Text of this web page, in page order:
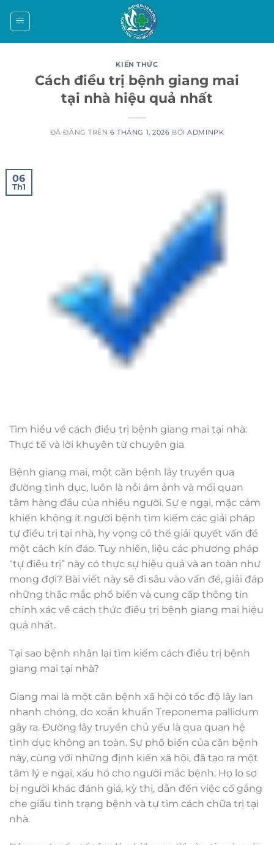
đến
KIẾN THỨC
Cách điều trị bệnh giang mai
tại nhà hiệu quả nhất
ĐÃ ĐĂNG TRÊN6 THÁNG 1, 2026 BỞIADMINPK
06
Th1
Tìm hiểu về cách điều trị bệnh giang mai tại nhà:
Thực tế và lời khuyên từ chuyên gia
Bệnh giang mai, một căn bệnh lây truyền qua
đường tình dục, luôn là nỗi ám ảnh và mối quan
tâm hàng đầu của nhiều người. Sự e ngại, mặc cảm
khiến không ít người bệnh tìm kiếm các giải pháp
tự điều trị tại nhà, hy vọng có thể giải quyết vấn đề
một cách kín đáo. Tuy nhiên, liệu các phương pháp
“tự điều trị” này có thực sự hiệu quả và an toàn như
mong đợi? Bài viết này sẽ đi sâu vào vấn đề, giải đáp
những thắc mắc phổ biến và cung cấp thông tin
chính xác về cách thức điều trị bệnh giang mai hiệu
quả nhất.
Tại sao bệnh nhân lại tìm kiếm cách điều trị bệnh
giang mai tại nhà?
Giang mai là một căn bệnh xã hội có tốc độ lây lan
nhanh chóng, do xoắn khuẩn Treponema pallidum
gây ra. Đường lây truyền chủ yếu là qua quan hệ
tình dục không an toàn. Sự phổ biến của căn bệnh
này, cùng với những định kiến xã hội, đã tạo ra một
tâm lý e ngại, xấu hổ cho người mắc bệnh. Họ lo sợ
bị người khác đánh giá, kỳ thị, dẫn đến việc cố gắng
che giấu tình trạng bệnh và tự tìm cách chữa trị tại
nhà.